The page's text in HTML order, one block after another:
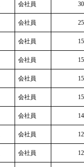
会社員 30
会社員 25
会社員 15
会社員 15
会社員 15
会社員 15
会社員 14
会社員 12
会社員 12